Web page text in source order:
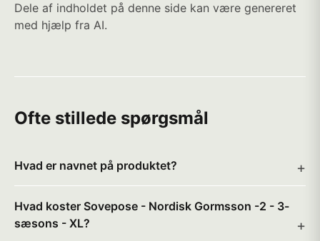
Dele af indholdet på denne side kan være genereret
med hjælp fra AI.
Ofte stillede spørgsmål
Hvad er navnet på produktet?
Hvad koster Sovepose - Nordisk Gormsson -2 - 3-
sæsons - XL?